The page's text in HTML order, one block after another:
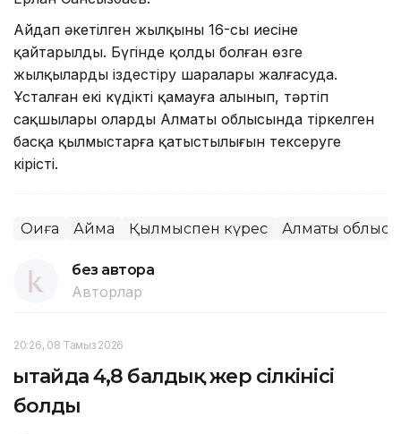
Айдап әкетілген жылқының 16-сы иесіне
қайтарылды. Бүгінде қолды болған өзге
жылқыларды іздестіру шаралары жалғасуда.
Ұсталған екі күдікті қамауға алынып, тәртіп
сақшылары олардың Алматы облысында тіркелген
басқа қылмыстарға қатыстылығын тексеруге
кірісті.
Оқиға Аймақ Қылмыспен күрес Алматы облысы
без автора
Авторлар
20:26, 08 Тамыз 2026
Қытайда 4,8 балдық жер сілкінісі
болды